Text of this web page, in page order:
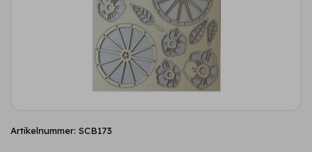
Artikelnummer: SCB173